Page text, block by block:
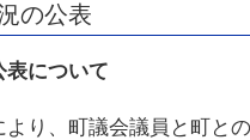
の公表
表について
り、町議会議員と町と